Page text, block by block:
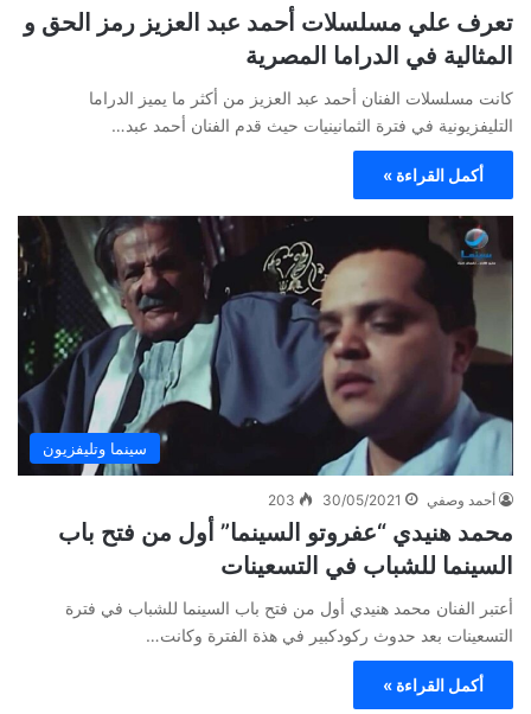
تعرف علي مسلسلات أحمد عبد العزيز رمز الحق و
المثالية في الدراما المصرية
كانت مسلسلات الفنان أحمد عبد العزيز من أكثر ما يميز الدراما
التليفزيونية في فترة الثمانينيات حيث قدم الفنان أحمد عبد…
أكمل القراءة »
سينما وتليفزيون
أحمد وصفي 30/05/2021
203
محمد هنيدي “عفروتو السينما” أول من فتح باب
السينما للشباب في التسعينات
أعتبر الفنان محمد هنيدي أول من فتح باب السينما للشباب في فترة
التسعينات بعد حدوث ركودكبير في هذة الفترة وكانت…
أكمل القراءة »